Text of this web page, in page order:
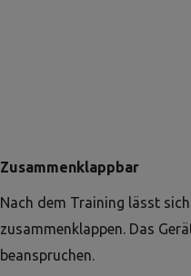
Zusammenklappbar
Nach dem Training lässt
zusammenklappen. Das
beanspruchen.